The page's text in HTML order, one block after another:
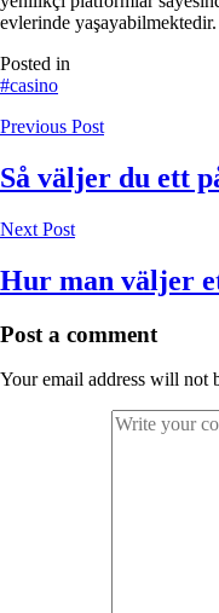
evlerinde yaşayabilmektedir.
Posted in
#casino
Previous Post
Så väljer du ett
Next Post
Hur man väljer
Post a comment
Your email address will not